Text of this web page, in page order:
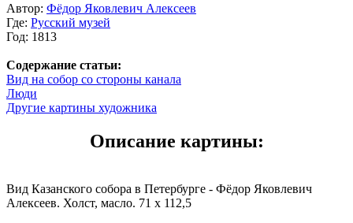
Автор: Фёдор Яковлевич Алексеев
Где: Русский музей
Год: 1813
Содержание статьи:
Вид на собор со стороны канала
Люди
Другие картины художника
Описание картины:
Вид Казанского собора в Петербурге - Фёдор Яковлевич
Алексеев. Холст, масло. 71 x 112,5